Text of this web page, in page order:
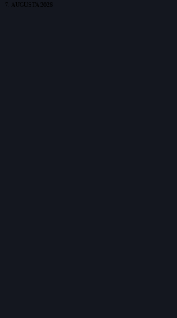
7. AUGUSTA 2026